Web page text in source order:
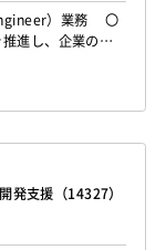
）業務 〇
進し、企業の業
の高速実装、
発支援（14327）